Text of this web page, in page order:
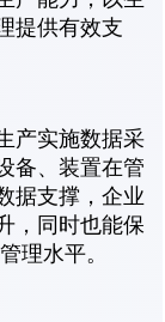
提供有效支
产实施数据采
备、装置在管
据支撑，企业
，同时也能保
理水平。